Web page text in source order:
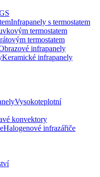
Infrapanely s termostatem
termostatem
termostatem
infrapanely
Keramické infrapanely
Vysokoteplotní
konvektory
Halogenové infrazářiče